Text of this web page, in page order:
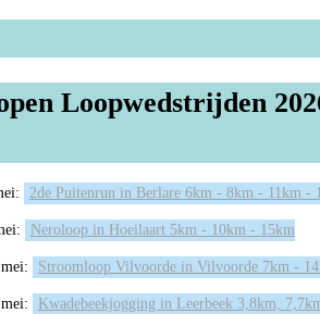
Loopwedstrijden
2de Puitenrun in Berlare 6km - 8km - 11km -
Neroloop in Hoeilaart 5km - 10km - 15km
Stroomloop Vilvoorde in Vilvoorde 7km -
Kwadebeekjogging in Leerbeek 3,8km,